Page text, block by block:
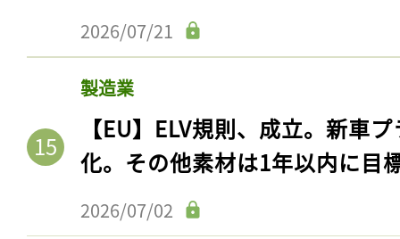
2026/07/21
製造業
【EU】ELV規則、成立。新車
化。その他素材は1年以内に目
2026/07/02